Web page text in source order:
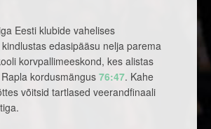
Eesti klubide vahelises
edasipääsu nelja parema
korvpallimeeskond, kes alistas
kordusmängus 76:47. Kahe
võitsid tartlased veerandfinaali